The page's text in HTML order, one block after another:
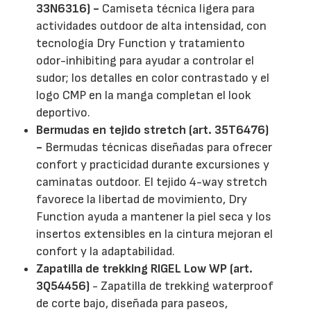
33N6316) - Camiseta técnica ligera para
actividades outdoor de alta intensidad, con
tecnología Dry Function y tratamiento
odor-inhibiting para ayudar a controlar el
sudor; los detalles en color contrastado y el
logo CMP en la manga completan el look
deportivo.
Bermudas en tejido stretch (art. 35T6476)
- Bermudas técnicas diseñadas para ofrecer
confort y practicidad durante excursiones y
caminatas outdoor. El tejido 4-way stretch
favorece la libertad de movimiento, Dry
Function ayuda a mantener la piel seca y los
insertos extensibles en la cintura mejoran el
confort y la adaptabilidad.
Zapatilla de trekking RIGEL Low WP (art.
3Q54456) - Zapatilla de trekking waterproof
de corte bajo, diseñada para paseos,